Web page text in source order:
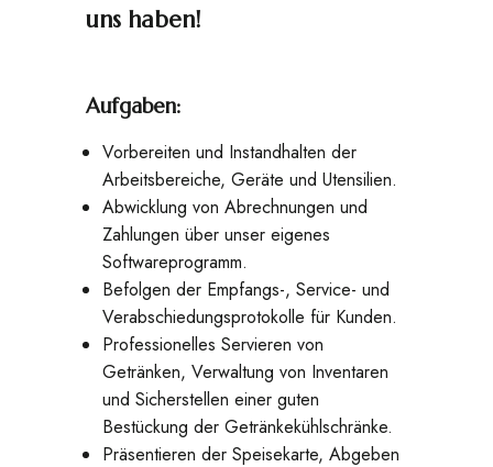
uns haben!
Aufgaben:
Vorbereiten und Instandhalten der
Arbeitsbereiche, Geräte und Utensilien.
Abwicklung von Abrechnungen und
Zahlungen über unser eigenes
Softwareprogramm.
Befolgen der Empfangs-, Service- und
Verabschiedungsprotokolle für Kunden.
Professionelles Servieren von
Getränken, Verwaltung von Inventaren
und Sicherstellen einer guten
Bestückung der Getränkekühlschränke.
Präsentieren der Speisekarte, Abgeben